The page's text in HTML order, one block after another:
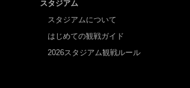
スタジアム
スタジアムについて
はじめての観戦ガイド
2026スタジアム観戦ルール